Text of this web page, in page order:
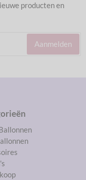
producten en
Aanmelden